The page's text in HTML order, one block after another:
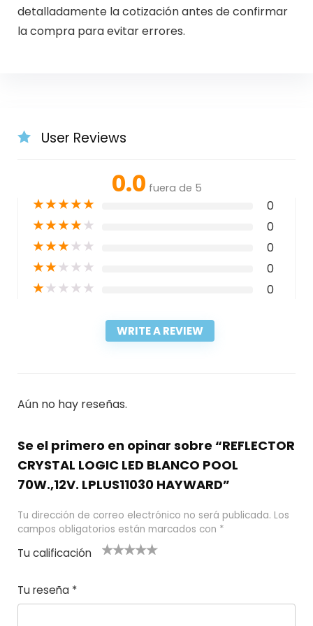
detalladamente la cotización antes de confirmar
la compra para evitar errores.
User Reviews
0.0 fuera de 5
★★★★★ 0
★★★★★ 0
★★★★★ 0
★★★★★ 0
★★★★★ 0
WRITE A REVIEW
Aún no hay reseñas.
Se el primero en opinar sobre “REFLECTOR
CRYSTAL LOGIC LED BLANCO POOL
70W.,12V. LPLUS11030 HAYWARD”
Tu dirección de correo electrónico no será publicada. Los
campos obligatorios están marcados con *
Tu calificación
e
5
las
s
Tu reseña *